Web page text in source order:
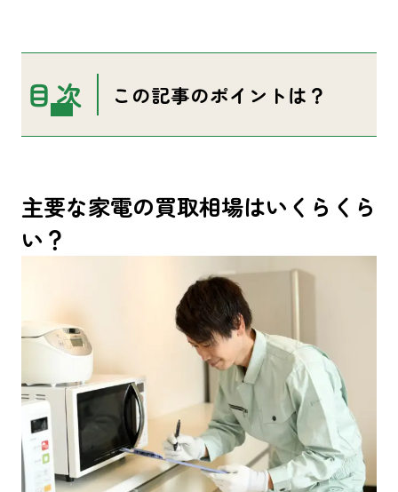
この記事のポイントは？
表
示
主要な家電の買取相場はいくらくら
い？